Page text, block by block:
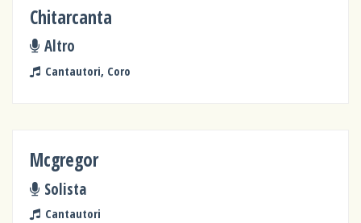
Chitarcanta
Altro
Cantautori, Coro
Mcgregor
Solista
Cantautori